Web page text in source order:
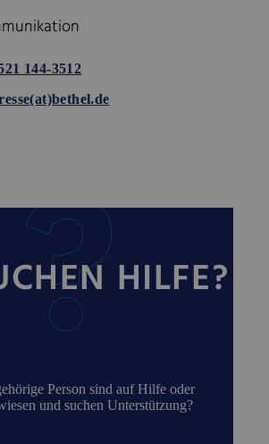
144-3512
HILFE?
Person sind auf Hilfe oder
und suchen Unterstützung?